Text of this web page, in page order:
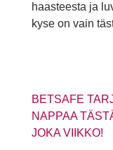
haasteesta ja
kyse on vain
BETSAFE
NAPPAA
JOKA VIIKKO!